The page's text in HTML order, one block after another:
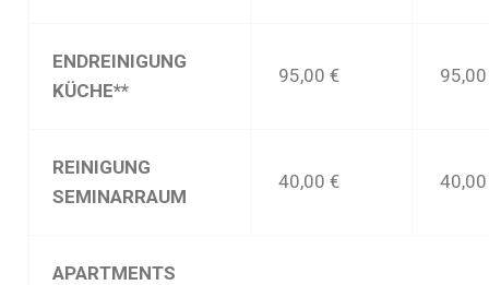
ENDREINIGUNG
KÜCHE**
95,00 €
REINIGUNG
SEMINARRAUM
40,00 €
APARTMENTS